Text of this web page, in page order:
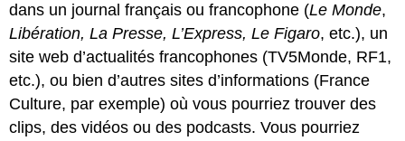
dans un journal français ou francophone (Le Monde,
Libération, La Presse, L’Express, Le Figaro, etc.), un
site web d’actualités francophones (TV5Monde, RF1,
etc.), ou bien d’autres sites d’informations (France
Culture, par exemple) où vous pourriez trouver des
clips, des vidéos ou des podcasts. Vous pourriez